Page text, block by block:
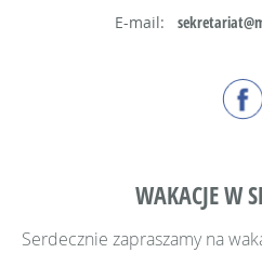
E-mail:
WAKACJE W
Serdecznie zapraszamy na